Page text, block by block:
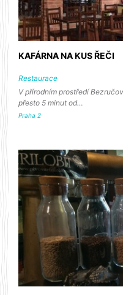
KAFÁRNA NA KUS ŘEČI
Restaurace
V přírodním prostředí
přesto 5 minut od…
Praha 2